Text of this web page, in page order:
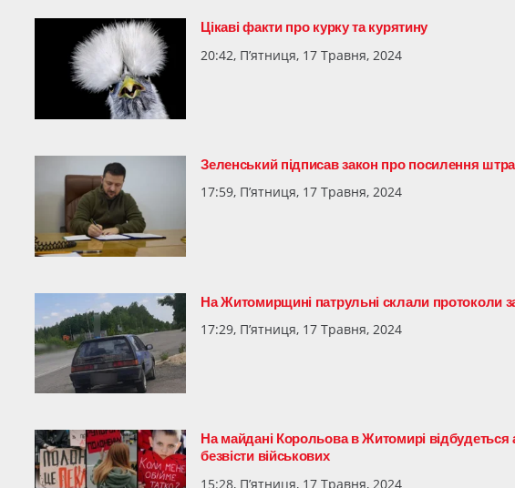
Цікаві факти про курку та курятину
20:42, П’ятниця, 17 Травня, 2024
Зеленський підписав закон про посилення
17:59, П’ятниця, 17 Травня, 2024
На Житомирщині патрульні склали протоколи
17:29, П’ятниця, 17 Травня, 2024
На майдані Корольова в Житомирі відбудеться
безвісти військових
15:28, П’ятниця, 17 Травня, 2024